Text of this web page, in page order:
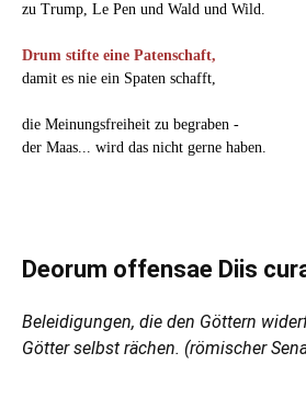
zu Trump, Le Pen und Wald und Wild.
Drum stifte eine Patenschaft,
damit es nie ein Spaten schafft,
die Meinungsfreiheit zu begraben -
der Maas... wird das nicht gerne haben.
Deorum offensae Diis
Beleidigungen, die den Göttern
Götter selbst rächen. (römischer